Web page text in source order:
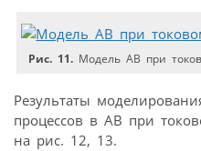
Рис. 11. Модель АВ при
Результаты
процессов в АВ при
на рис. 12, 13.